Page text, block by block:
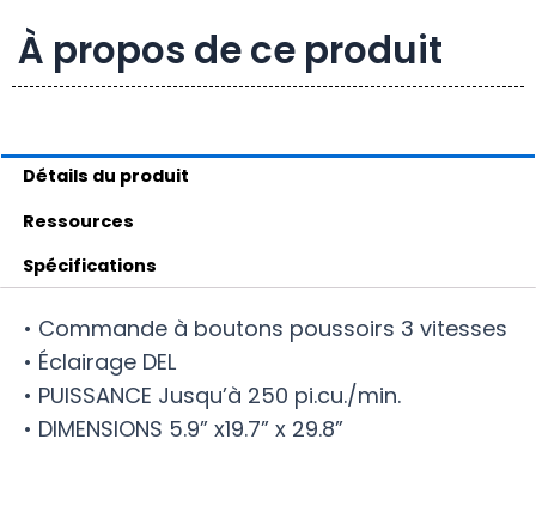
À propos de ce produit
Détails du produit
Ressources
Spécifications
• Commande à boutons poussoirs 3 vitesses
• Éclairage DEL
• PUISSANCE Jusqu’à 250 pi.cu./min.
• DIMENSIONS 5.9” x19.7” x 29.8”